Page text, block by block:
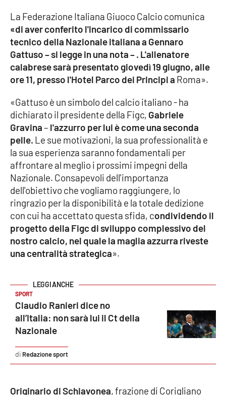
Politica
Sanità
Società
RUBRICHE
Good Morning Vietnam
Parchi Marini Calabria
Leggendo Alvaro insieme
Imprese Di Calabria
Le perfidie di Antonella Grippo
Venti di comunicazione
STREAMING
LaC Network
La Federazione Italiana Giuoco Calcio comunica
«di aver conferito l'incarico di commissario
tecnico della Nazionale italiana a Gennaro
Gattuso – si legge in una nota – . L'allenatore
calabrese sarà presentato giovedì 19 giugno, alle
ore 11, presso l'Hotel Parco dei Principi a Roma».
«Gattuso è un simbolo del calcio italiano - ha
dichiarato il presidente della Figc, Gabriele
Gravina– l'azzurro per lui è come una seconda
pelle. Le sue motivazioni, la sua professionalità e
la sua esperienza saranno fondamentali per
affrontare al meglio i prossimi impegni della
Nazionale. Consapevoli dell'importanza
dell'obiettivo che vogliamo raggiungere, lo
ringrazio per la disponibilità e la totale dedizione
con cui ha accettato questa sfida, condividendo il
progetto della Figc di sviluppo complessivo del
nostro calcio, nel quale la maglia azzurra riveste
una centralità strategica».
SPORT
Claudio Ranieri dice no
all’Italia: non sarà lui il Ct della
Nazionale
Redazione sport
Originario di Schiavonea, frazione di Corigliano